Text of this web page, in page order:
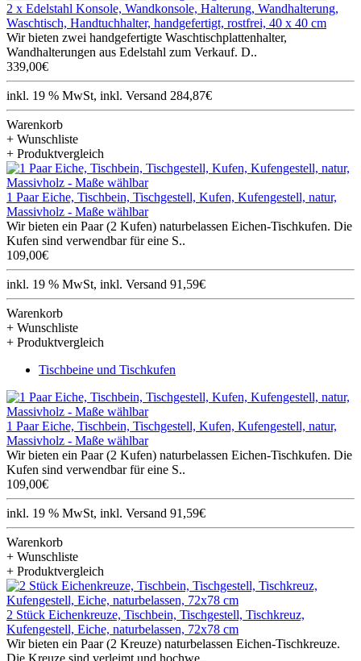
2 x Edelstahl Konsole, Wandkonsole, Halterung, Wandhalterung,
Waschtisch, Handtuchhalter, handgefertigt, rostfrei, 40 x 40 cm
Wir bieten zwei handgefertigte Waschtischplattenhalter,
Wandhalterungen aus Edelstahl zum Verkauf. D..
339,00€
inkl. 19 % MwSt, inkl. Versand 284,87€
Warenkorb
+ Wunschliste
+ Produktvergleich
1 Paar Eiche, Tischbein, Tischgestell, Kufen, Kufengestell, natur,
Massivholz - Maße wählbar
Wir bieten ein Paar (2 Kufen) naturbelassen Eichen-Tischkufen. Die
Kufen sind verwendbar für eine S..
109,00€
inkl. 19 % MwSt, inkl. Versand 91,59€
Warenkorb
+ Wunschliste
+ Produktvergleich
Tischbeine und Tischkufen
1 Paar Eiche, Tischbein, Tischgestell, Kufen, Kufengestell, natur,
Massivholz - Maße wählbar
Wir bieten ein Paar (2 Kufen) naturbelassen Eichen-Tischkufen. Die
Kufen sind verwendbar für eine S..
109,00€
inkl. 19 % MwSt, inkl. Versand 91,59€
Warenkorb
+ Wunschliste
+ Produktvergleich
2 Stück Eichenkreuze, Tischbein, Tischgestell, Tischkreuz,
Kufengestell, Eiche, naturbelassen, 72x78 cm
Wir bieten ein Paar (2 Kreuze) naturbelassen Eichen-Tischkreuze.
Die Kreuze sind verleimt und hochwe..